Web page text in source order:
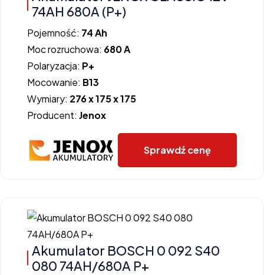
74AH 680A (P+)
Pojemność: 74 Ah
Moc rozruchowa: 680 A
Polaryzacja: P+
Mocowanie: B13
Wymiary: 276 x 175 x 175
Producent: Jenox
Sprawdź cenę
Akumulator BOSCH 0 092 S40
080 74AH/680A P+